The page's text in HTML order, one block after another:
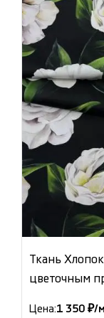
Ткань
цветочным
Цена:1 350 ₽/м